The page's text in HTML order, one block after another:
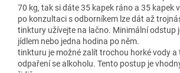
70 kg, tak si dáte 35 kapek ráno a 35 kapek
po konzultaci s odborníkem lze dát až
tinktury užívejte na lačno. Minimální odstup
jídlem nebo jedna hodina po něm.
tinkturu je možné zalít trochou horké vody a
odpaření se alkoholu. Tento postup je